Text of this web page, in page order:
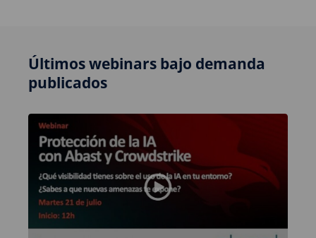
Últimos webinars bajo demanda
publicados